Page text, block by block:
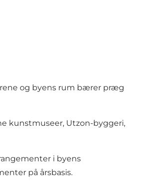
og byens rum bærer præg
kunstmuseer, Utzon-byggeri,
i byens
på årsbasis.